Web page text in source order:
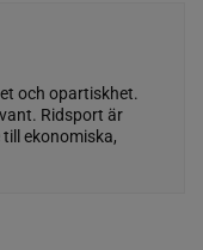
och opartiskhet.
Ridsport är
ekonomiska,